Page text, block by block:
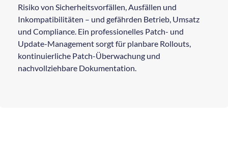
Risiko von Sicherheitsvorfällen, Ausfällen und
Inkompatibilitäten – und gefährden Betrieb, Umsatz
und Compliance. Ein professionelles Patch- und
Update-Management sorgt für planbare Rollouts,
kontinuierliche Patch-Überwachung und
nachvollziehbare Dokumentation.